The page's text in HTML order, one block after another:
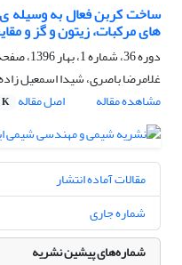
ساخت کربن ‌فعال به وسیله
های مرکبات، زیتون و ‌گز و‌
دوره 36، شماره 1، بهار 1396، صفحه
غلامرضا باصری، شیدا اسمعیل
مشاهده مقاله
اصل مقاله K
مقالات آماده انتشار
شماره جاری
شماره‌های پیشین نشریه